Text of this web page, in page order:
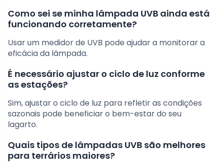
Como sei se minha lâmpada UVB ainda está
funcionando corretamente?
Usar um medidor de UVB pode ajudar a monitorar a
eficácia da lâmpada.
É necessário ajustar o ciclo de luz conforme
as estações?
Sim, ajustar o ciclo de luz para refletir as condições
sazonais pode beneficiar o bem-estar do seu
lagarto.
Quais tipos de lâmpadas UVB são melhores
para terrários maiores?